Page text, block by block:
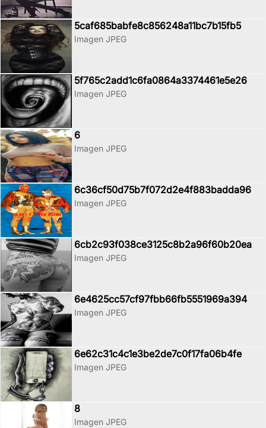
5caf685babfe8c856248a11bc7b15fb5
Imagen JPEG
5f765c2add1c6fa0864a3374461e5e26
Imagen JPEG
6
Imagen JPEG
6c36cf50d75b7f072d2e4f883badda96
Imagen JPEG
6cb2c93f038ce3125c8b2a96f60b20ea
Imagen JPEG
6e4625cc57cf97fbb66fb5551969a394
Imagen JPEG
6e62c31c4c1e3be2de7c0f17fa06b4fe
Imagen JPEG
8
Imagen JPEG